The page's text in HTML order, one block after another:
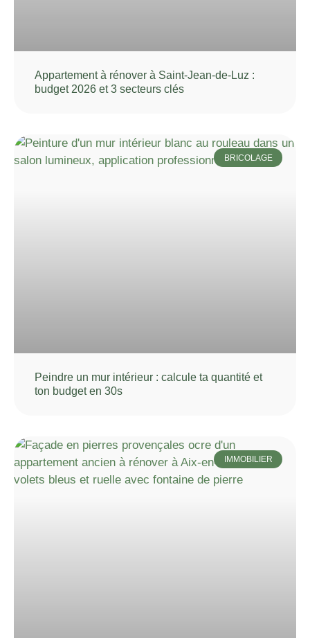
Appartement à rénover à Saint-Jean-de-Luz :
budget 2026 et 3 secteurs clés
BRICOLAGE
Peindre un mur intérieur : calcule ta quantité et
ton budget en 30s
IMMOBILIER